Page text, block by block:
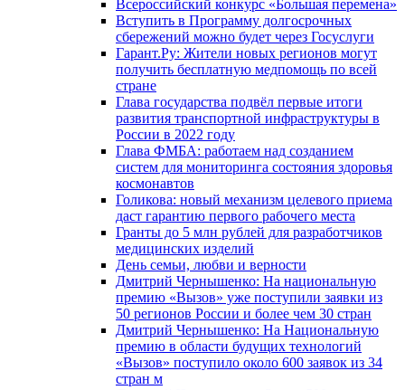
Всероссийский конкурс «Большая перемена»
Вступить в Программу долгосрочных
сбережений можно будет через Госуслуги
Гарант.Ру: Жители новых регионов могут
получить бесплатную медпомощь по всей
стране
Глава государства подвёл первые итоги
развития транспортной инфраструктуры в
России в 2022 году
Глава ФМБА: работаем над созданием
систем для мониторинга состояния здоровья
космонавтов
Голикова: новый механизм целевого приема
даст гарантию первого рабочего места
Гранты до 5 млн рублей для разработчиков
медицинских изделий
День семьи, любви и верности
Дмитрий Чернышенко: На национальную
премию «Вызов» уже поступили заявки из
50 регионов России и более чем 30 стран
Дмитрий Чернышенко: На Национальную
премию в области будущих технологий
«Вызов» поступило около 600 заявок из 34
стран м